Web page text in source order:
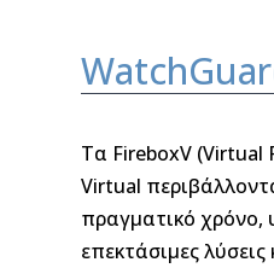
Τα FireboxV (Virtual
Virtual
πραγματικό χρόνο,
επεκτάσιμες